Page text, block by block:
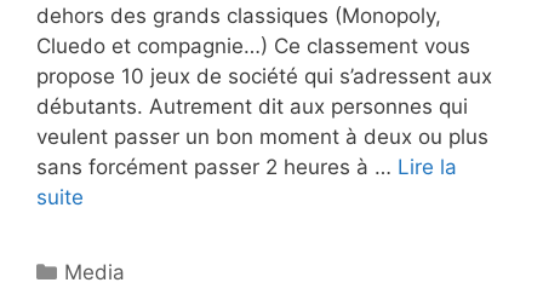
dehors des grands classiques (Monopoly,
Cluedo et compagnie…) Ce classement vous
propose 10 jeux de société qui s’adressent aux
débutants. Autrement dit aux personnes qui
veulent passer un bon moment à deux ou plus
sans forcément passer 2 heures à … Lire la
suite
Catégories
Media